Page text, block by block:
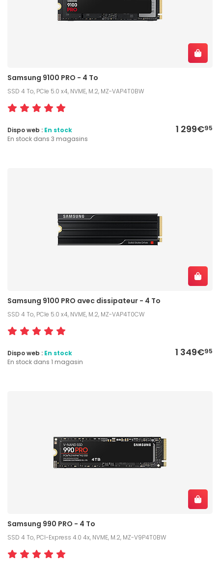
Samsung 9100 PRO - 4 To
SSD 4 To, PCIe 5.0 x4, NVME, M.2, MZ-VAP4T0BW
1 299€95
Dispo web : En stock
En stock dans 3 magasins
Samsung 9100 PRO avec dissipateur - 4 To
SSD 4 To, PCIe 5.0 x4, NVME, M.2, MZ-VAP4T0CW
1 349€95
Dispo web : En stock
En stock dans 1 magasin
Samsung 990 PRO - 4 To
SSD 4 To, PCI-Express 4.0 4x, NVME, M.2, MZ-V9P4T0BW